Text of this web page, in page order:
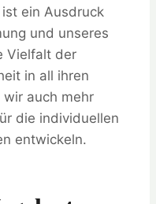
ein Ausdruck
und unseres
Vielfalt der
in all ihren
auch mehr
die individuellen
entwickeln.